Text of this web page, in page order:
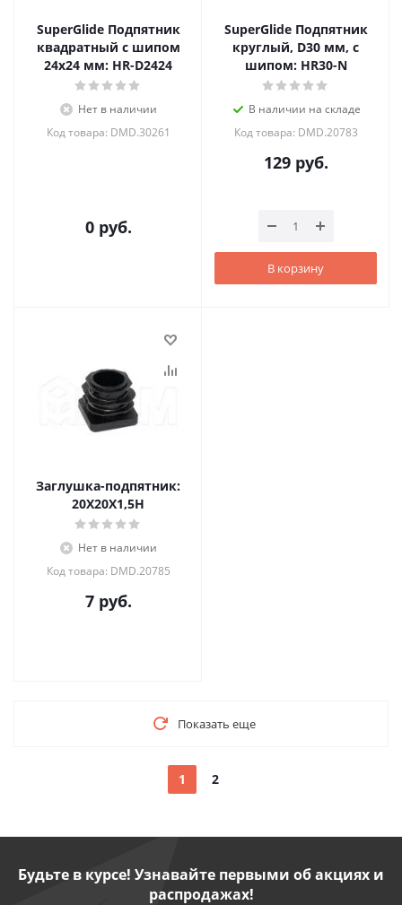
SuperGlide Подпятник
квадратный с шипом
24х24 мм: HR-D2424
Нет в наличии
Код товара: DMD.30261
0 руб.
SuperGlide Подпятник
круглый, D30 мм, с
шипом: HR30-N
В наличии на складе
Код товара: DMD.20783
129руб.
В корзину
Заглушка-подпятник:
20Х20Х1,5Н
Нет в наличии
Код товара: DMD.20785
7руб.
Показать еще
1 2
Будьте в курсе! Узнавайте первыми об акциях и
распродажах!